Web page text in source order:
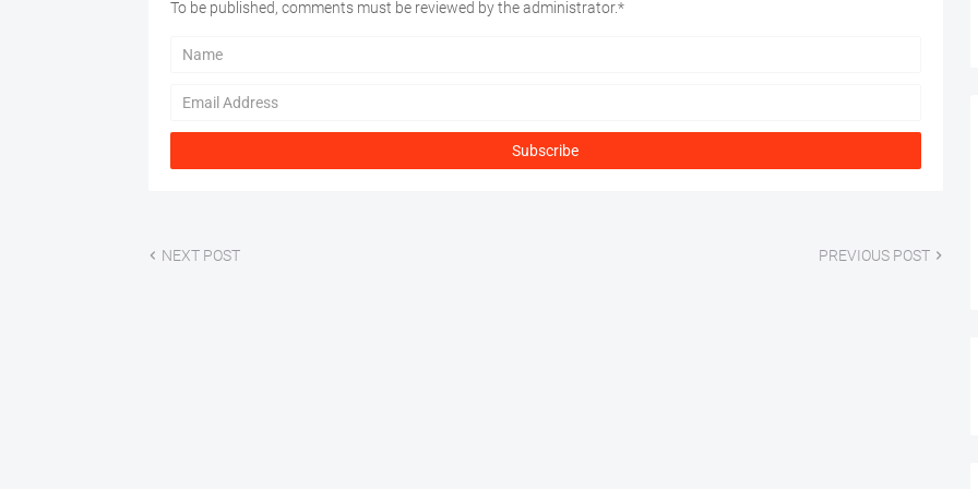
To be published, comments must be reviewed by the administrator.*
NEXT POST PREVIOUS POST